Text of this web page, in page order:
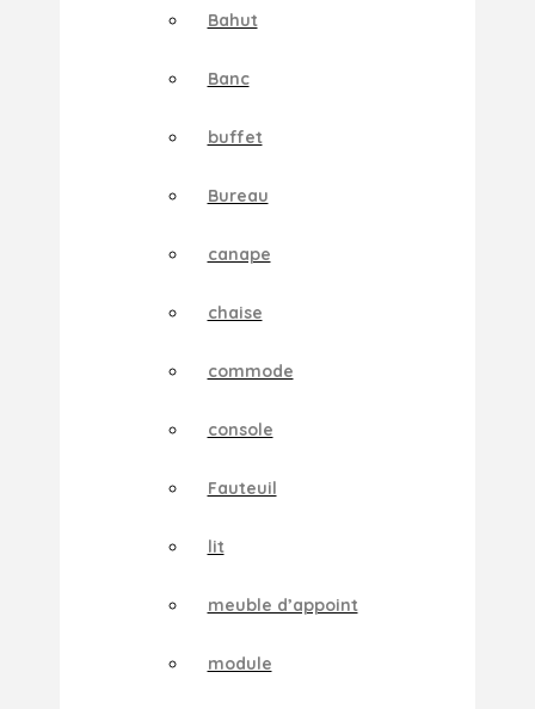
Bahut
Banc
buffet
Bureau
canape
chaise
commode
console
Fauteuil
lit
meuble d’appoint
module